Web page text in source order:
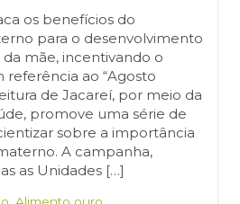
os benefícios do
para o desenvolvimento
mãe, incentivando o
referência ao “Agosto
de Jacareí, por meio da
promove uma série de
sobre a importância
A campanha,
as Unidades […]